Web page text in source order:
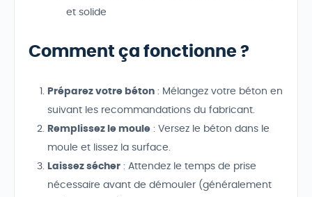
et solide
Comment ça fonctionne ?
Préparez votre béton : Mélangez votre béton en
suivant les recommandations du fabricant.
Remplissez le moule : Versez le béton dans le
moule et lissez la surface.
Laissez sécher : Attendez le temps de prise
nécessaire avant de démouler (généralement